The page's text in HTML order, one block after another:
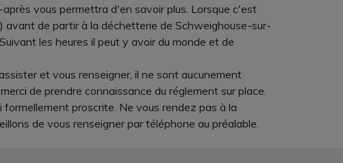
vous permettra d'en savoir plus. Lorsque c'est
avant de partir à la déchetterie de Schweighouse-sur-
les heures il peut y avoir du monde et de
et vous renseigner, il ne sont aucunement
de prendre connaissance du réglement sur place.
proscrite. Ne vous rendez pas à la
de vous renseigner par téléphone au préalable.